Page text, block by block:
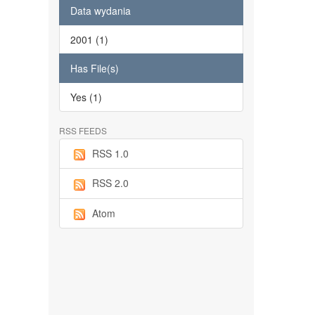
Data wydania
2001 (1)
Has File(s)
Yes (1)
RSS FEEDS
RSS 1.0
RSS 2.0
Atom